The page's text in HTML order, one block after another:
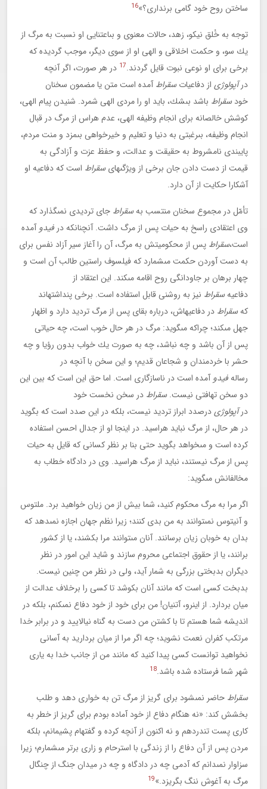
ساختن روح خود گامى برندارى؟»16
توجه به خُلق نيكو، زهد، حالات معنوى و بى‏اعتنايى او نسبت به مرگ از
يك سو، و حكمت اخلاقى و الهى او از سوى ديگر، موجب گرديده كه
برخى براى او نوعى نبوت قايل گردند.17 در هر صورت، اگر آنچه
درآپولوژى از دفاعيات سقراطآمده است متن يا مضمون سخنان
خود سقراط باشد بى‏شك، بايد او را مردى الهى شمرد. شنيدن پيام الهى،
كوشش خالصانه براى انجام وظيفه الهى، عدم هراس از مرگ در قبال
انجام وظيفه، بى‏رغبتى به دنيا و تعليم و خيرخواهى بى‏مزد و منت مردم،
پايبندى نامشروط به حقيقت و عدالت، و حفظ عزت و آزادگى به
قيمت از دست دادن جان برخى از ويژگى‏هاى سقراط است كه دفاعيه او
آشكارا حكايت از آن دارد.
تأمّل در مجموع سخنان منتسب بهسقراط جاى ترديدى نمى‏گذارد كه
وى اعتقادى راسخ به حيات پس از مرگ داشت. آنچنان‏كه در فيدوآمده
است،سقراط پس از محكوميتش به مرگ، آن را آغاز سير آزاد نفس براى
به دست آوردن حكمت مى‏شمارد كه فيلسوف راستين طالب آن است و
چهار برهان بر جاودانگى روح اقامه مى‏كند. اين اعتقاد از
دفاعيهسقراط نيز به روشنى قابل استفاده است. برخى پنداشته‏اند
كهسقراط در دفاعيه‏اش، درباره بقاى پس از مرگ ترديد دارد و اظهار
جهل مى‏كند؛ چراكه مى‏گويد: مرگ در هر حال خوب است، چه حياتى
پس از آن باشد و چه نباشد، چه به صورت يك خواب بدون رؤيا و چه
حشر با خردمندان و شجاعان قديم؛ و اين سخن با آنچه در
رسالهفيدوآمده است در ناسازگارى است. اما حق اين است كه بين اين
دو سخن تهافتى نيست. سقراط در سخن نخست خود
درآپولوژىدرصدد ابراز ترديد نيست، بلكه در اين صدد است كه بگويد
در هر حال، از مرگ نبايد هراسيد. در اينجا او از جدال احسن استفاده
كرده است و مى‏خواهد بگويد حتى بنا بر نظر كسانى كه قايل به حيات
پس از مرگ نيستند، نبايد از مرگ هراسيد. وى در دادگاه خطاب به
مخالفانش مى‏گويد:
اگر مرا به مرگ محكوم كنيد، شما بيش از من زيان خواهيد برد. ملتوس
و آنيتوس نمى‏توانند به من بدى كنند؛ زيرا نظم جهان اجازه نمى‏دهد كه
بدان به خوبان زيان برسانند. آنان مى‏توانند مرا بكشند، يا از كشور
برانند، يا از حقوق اجتماعى محروم سازند و شايد اين امور در نظر
ديگران بدبختى بزرگى به شمار آيد، ولى در نظر من چنين نيست.
بدبخت كسى است كه مانند آنان بكوشد تا كسى را برخلاف عدالت از
ميان بردارد. از اين‏رو، آتنيان! من براى خود از خود دفاع نمى‏كنم، بلكه در
انديشه شما هستم تا با كشتن من دست به گناه نيالاييد و در برابر خدا
مرتكب كفران نعمت نشويد؛ چه اگر مرا از ميان برداريد به آسانى
نخواهيد توانست كسى پيدا كنيد كه مانند من از جانب خدا به يارى
شهر شما فرستاده شده باشد.18
سقراط حاضر نمى‏شود براى گريز از مرگ تن به خوارى دهد و طلب
بخشش كند: «نه هنگام دفاع از خود آماده بودم براى گريز از خطر به
كارى پست تن‏دردهم و نه اكنون از آنچه كرده و گفته‏ام پشيمانم، بلكه
مردن پس از آن دفاع را از زندگى با استرحام و زارى برتر مى‏شمارم؛ زيرا
سزاوار نمى‏دانم كه آدمى چه در دادگاه و چه در ميدان جنگ از چنگال
مرگ به آغوش ننگ بگريزد.»19